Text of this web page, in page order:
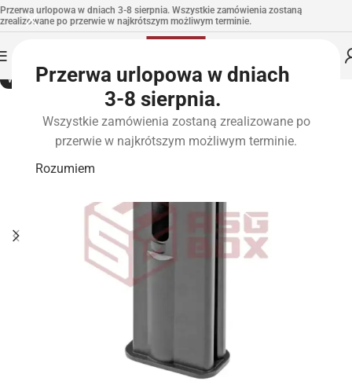
Przerwa urlopowa w dniach
3-8 sierpnia.
Wszystkie zamówienia zostaną zrealizowane po
przerwie w najkrótszym możliwym terminie.
Rozumiem
Przerwa urlopowa w dniach 3-8 sierpnia. Wszystkie zamówienia zostaną
zrealizowane po przerwie w najkrótszym możliwym terminie.
WYPRZEDANE